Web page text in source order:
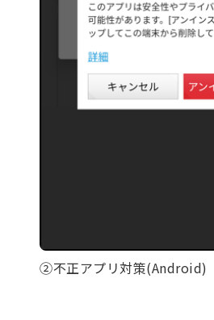
②不正アプリ対策(Android)